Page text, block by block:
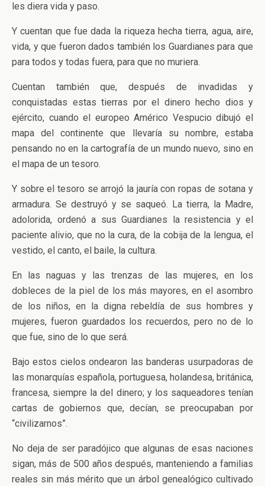
les diera vida y paso.
Y cuentan que fue dada la riqueza hecha tierra, agua, aire,
vida, y que fueron dados también los Guardianes para que
para todos y todas fuera, para que no muriera.
Cuentan también que, después de invadidas y
conquistadas estas tierras por el dinero hecho dios y
ejército, cuando el europeo Américo Vespucio dibujó el
mapa del continente que llevaría su nombre, estaba
pensando no en la cartografía de un mundo nuevo, sino en
el mapa de un tesoro.
Y sobre el tesoro se arrojó la jauría con ropas de sotana y
armadura. Se destruyó y se saqueó. La tierra, la Madre,
adolorida, ordenó a sus Guardianes la resistencia y el
paciente alivio, que no la cura, de la cobija de la lengua, el
vestido, el canto, el baile, la cultura.
En las naguas y las trenzas de las mujeres, en los
dobleces de la piel de los más mayores, en el asombro
de los niños, en la digna rebeldía de sus hombres y
mujeres, fueron guardados los recuerdos, pero no de lo
que fue, sino de lo que será.
Bajo estos cielos ondearon las banderas usurpadoras de
las monarquías española, portuguesa, holandesa, británica,
francesa, siempre la del dinero; y los saqueadores tenían
cartas de gobiernos que, decían, se preocupaban por
“civilizarnos”.
No deja de ser paradójico que algunas de esas naciones
sigan, más de 500 años después, manteniendo a familias
reales sin más mérito que un árbol genealógico cultivado